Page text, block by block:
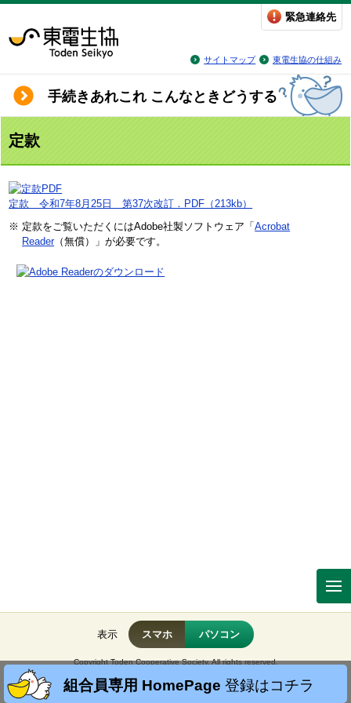
サイトマップ 東電生協の仕組み
緊急連絡先
手続きあれこれ こんなときどうする
組合員専用 HomePage 登録はコチラ
定款
定款 令和7年8月25日 第37次改訂．PDF（213kb）
※ 定款をご覧いただくにはAdobe社製ソフトウェア「Acrobat
Reader（無償）」が必要です。
表示 スマホ パソコン
Copyright Toden Cooperative Society. All rights reserved.
掲載の記事・写真・イラストなど、すべてのコンテンツの無断複写・転載・公衆送信を禁じま